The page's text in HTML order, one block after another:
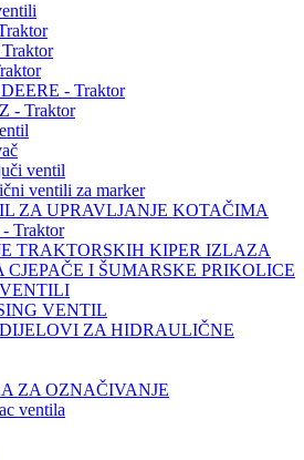
- Traktor
- Traktor
ventil
ventili za marker
ZA UPRAVLJANJE KOTAČIMA
Traktor
TRAKTORSKIH KIPER IZLAZA
I ŠUMARSKE PRIKOLICE
VENTIL
ZA HIDRAULIČNE
ZA OZNAČIVANJE
ventila